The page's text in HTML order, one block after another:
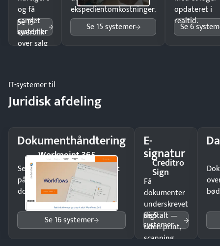
og få
samlet
overblik
over salg
Se 15
systemer
ekspedientomkostninger.
Se 15 systemer
opdateret i
realtid.
Se 6
IT-systemer til
Juridisk afdeling
Dokumenthåndtering
Workpoint 365
Send kontrakter til underskrift
på minutter og mist ingen
dokumenter.
Se 16 systemer
E-
signatur
Creditro
Sign
Få
dokumenter
underskrevet
digitalt —
uden print,
scanning
Se 5
systemer